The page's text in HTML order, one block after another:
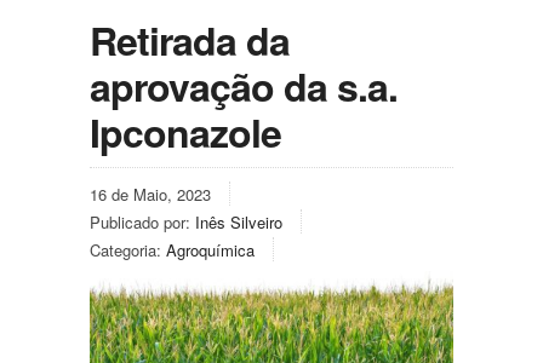
Retirada da
aprovação da s.a.
Ipconazole
16 de Maio, 2023
Publicado por: Inês Silveiro
Categoria: Agroquímica